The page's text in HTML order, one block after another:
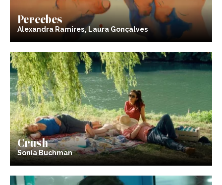
Percebes
Alexandra Ramires, Laura Gonçalves
Crush
Sonia Buchman